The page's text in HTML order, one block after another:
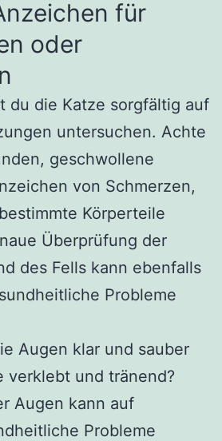
für
oder
du die Katze sorgfältig auf
untersuchen. Achte
geschwollene
von Schmerzen,
Körperteile
Überprüfung der
des Fells kann ebenfalls
Probleme
Augen klar und sauber
verklebt und tränend?
Augen kann auf
Probleme